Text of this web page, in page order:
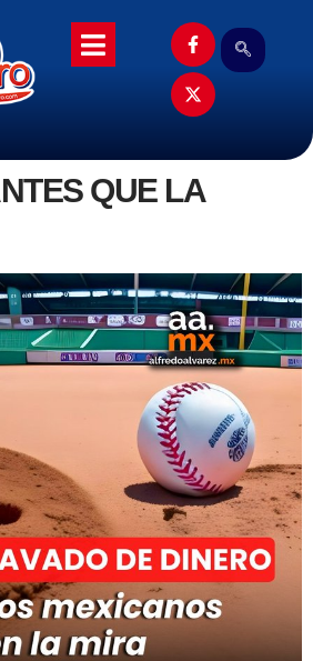
QUE LA